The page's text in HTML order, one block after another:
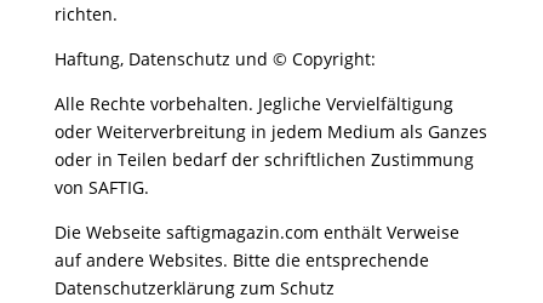
richten.
Haftung, Datenschutz und © Copyright:
Alle Rechte vorbehalten. Jegliche Vervielfältigung
oder Weiterverbreitung in jedem Medium als Ganzes
oder in Teilen bedarf der schriftlichen Zustimmung
von SAFTIG.
Die Webseite saftigmagazin.com enthält Verweise
auf andere Websites. Bitte die entsprechende
Datenschutzerklärung zum Schutz